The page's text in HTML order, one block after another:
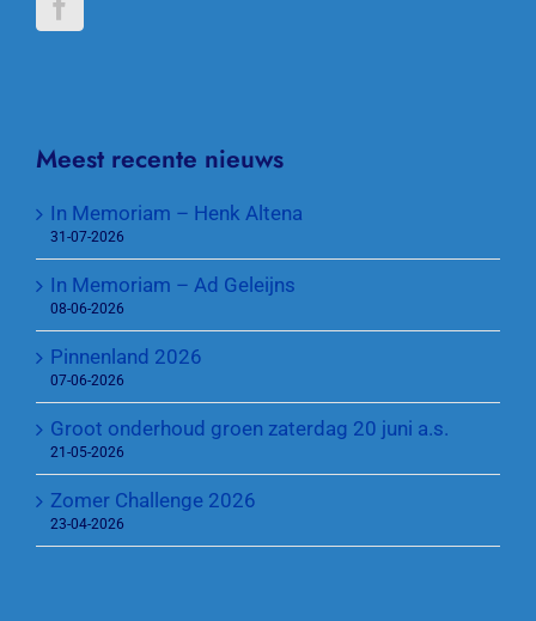
Meest recente nieuws
In Memoriam – Henk Altena
31-07-2026
In Memoriam – Ad Geleijns
08-06-2026
Pinnenland 2026
07-06-2026
Groot onderhoud groen zaterdag 20 juni a.s.
21-05-2026
Zomer Challenge 2026
23-04-2026